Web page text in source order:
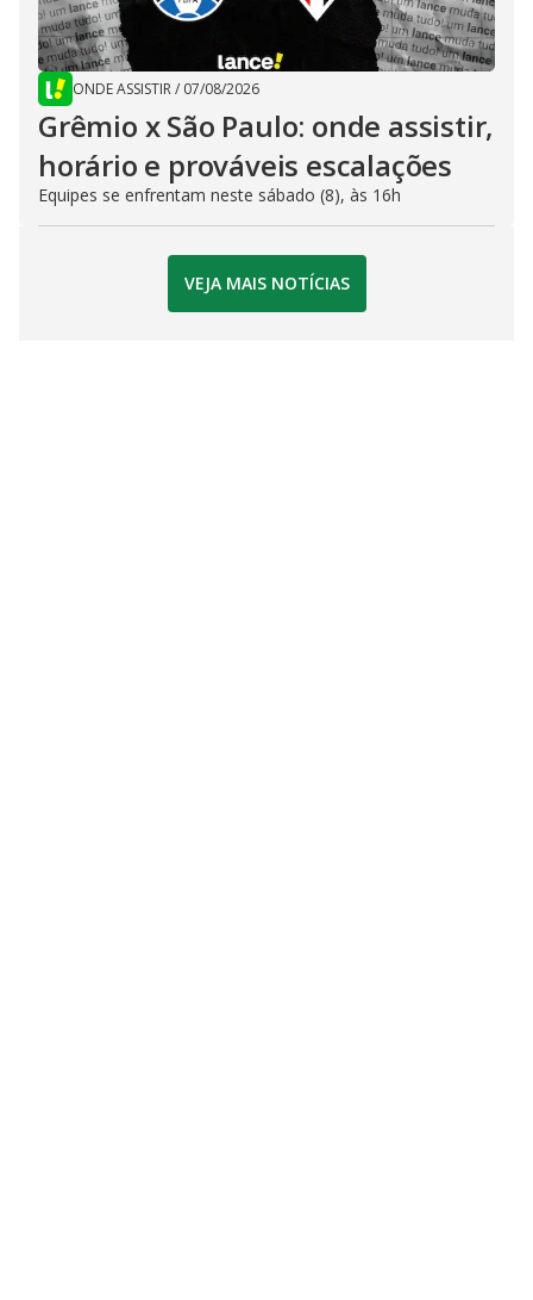
ONDE ASSISTIR/ 07/08/2026
Grêmio x São Paulo: onde assistir,
horário e prováveis escalações
Equipes se enfrentam neste sábado (8), às 16h
VEJA MAIS NOTÍCIAS